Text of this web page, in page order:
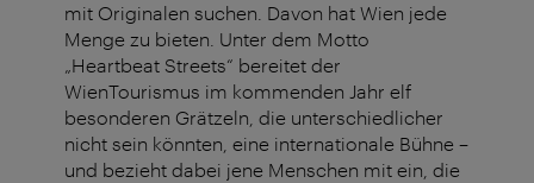
mit Originalen suchen. Davon hat Wien jede
Menge zu bieten. Unter dem Motto
„Heartbeat Streets“ bereitet der
WienTourismus im kommenden Jahr elf
besonderen Grätzeln, die unterschiedlicher
nicht sein könnten, eine internationale Bühne –
und bezieht dabei jene Menschen mit ein, die